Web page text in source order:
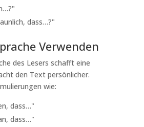
dass…?"
Verwenden
des Lesers schafft eine
den Text persönlicher.
wie:
dass…"
dass…"